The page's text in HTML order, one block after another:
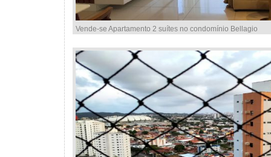
Vende-se Apartamento 2 suítes no condomínio Bellagio